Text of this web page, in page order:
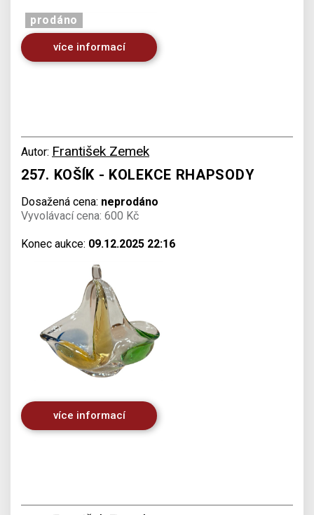
prodáno
více informací
Autor: František Zemek
257. KOŠÍK - KOLEKCE RHAPSODY
Dosažená cena: neprodáno
Vyvolávací cena: 600 Kč
Konec aukce: 09.12.2025 22:16
více informací